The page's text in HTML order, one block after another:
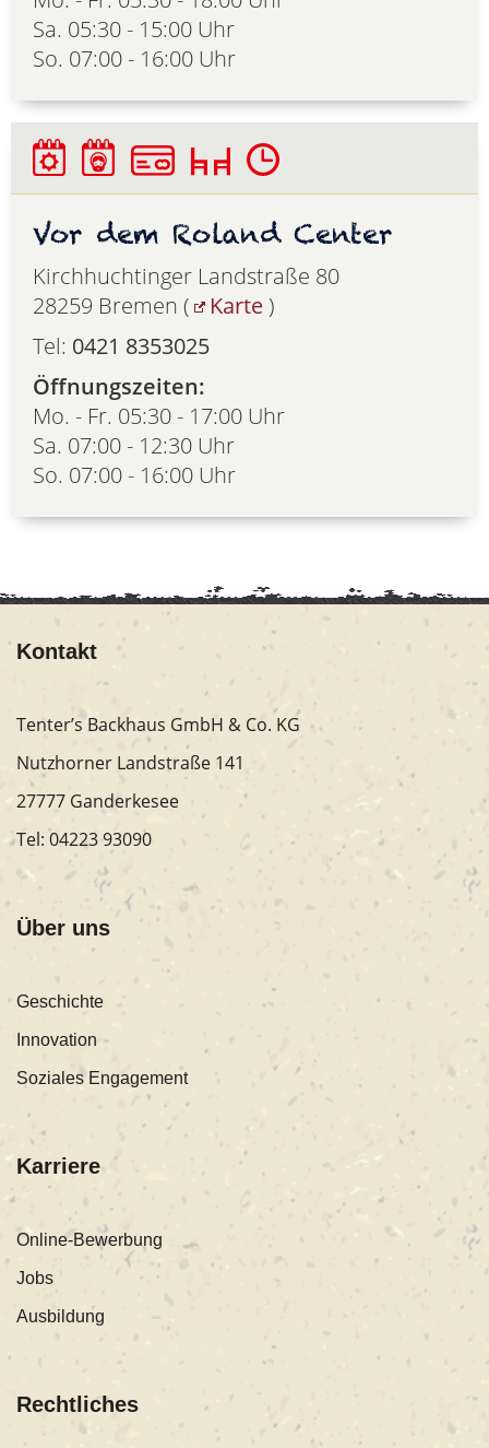
Sa. 05:30 - 15:00 Uhr
So. 07:00 - 16:00 Uhr
Vor dem Roland Center
Kirchhuchtinger Landstraße 80
28259 Bremen (
Karte )
Tel: 0421 8353025
Öffnungszeiten:
Mo. - Fr. 05:30 - 17:00 Uhr
Sa. 07:00 - 12:30 Uhr
So. 07:00 - 16:00 Uhr
Kontakt
Tenter’s Backhaus GmbH & Co. KG
Nutzhorner Landstraße 141
27777 Ganderkesee
Tel: 04223 93090
Über uns
Geschichte
Innovation
Soziales Engagement
Karriere
Online-Bewerbung
Jobs
Ausbildung
Rechtliches